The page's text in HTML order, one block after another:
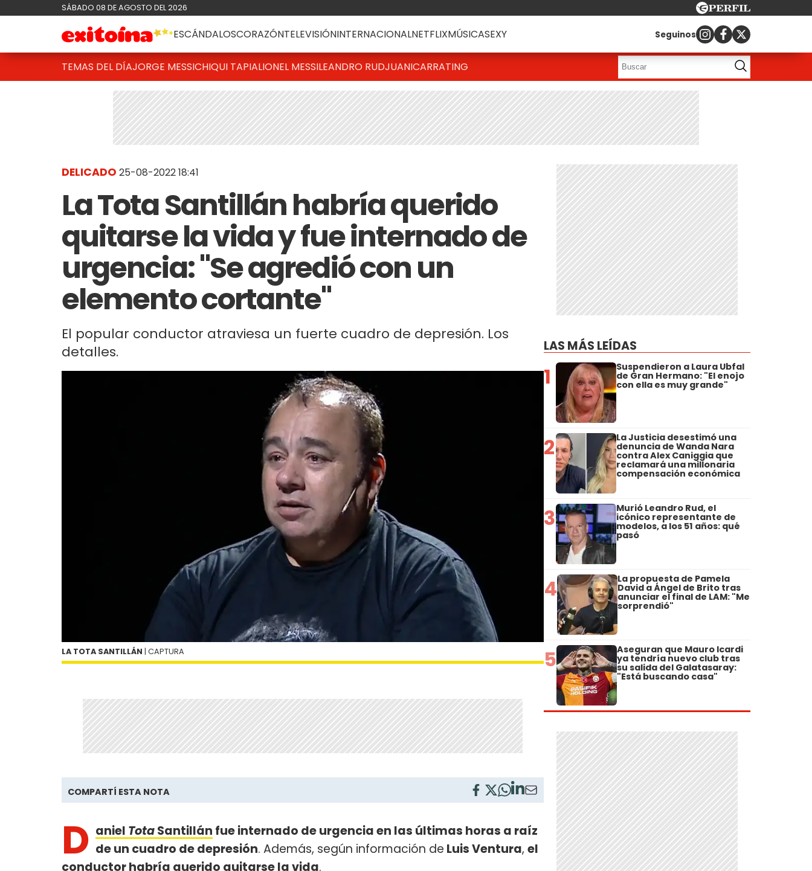
SÁBADO 08 DE AGOSTO DEL 2026
ESCÁNDALOSCORAZÓNTELEVISIÓNINTERNACIONALNETFLIXMÚSICASEXY Seguinos
TEMAS DEL DÍAJORGE MESSICHIQUI TAPIALIONEL MESSILEANDRO RUDJUANICARRATING
DELICADO 25-08-2022 18:41
La Tota Santillán habría querido
quitarse la vida y fue internado de
urgencia: "Se agredió con un
elemento cortante"
El popular conductor atraviesa un fuerte cuadro de depresión. Los
detalles.
LA TOTA SANTILLÁN | CAPTURA
COMPARTÍ ESTA NOTA
D aniel TotaSantillán fue internado de urgencia en las últimas horas a raíz
de un cuadro de depresión. Además, según información de Luis Ventura, el
conductor habría querido quitarse la vida.
LAS MÁS LEÍDAS
1 Suspendieron a Laura Ubfal
de Gran Hermano: "El enojo
con ella es muy grande"
2 La Justicia desestimó una
denuncia de Wanda Nara
contra Alex Caniggia que
reclamará una millonaria
compensación económica
3 Murió Leandro Rud, el
icónico representante de
modelos, a los 51 años: qué
pasó
4 La propuesta de Pamela
David a Ángel de Brito tras
anunciar el final de LAM: "Me
sorprendió"
5 Aseguran que Mauro Icardi
ya tendría nuevo club tras
su salida del Galatasaray:
"Está buscando casa"